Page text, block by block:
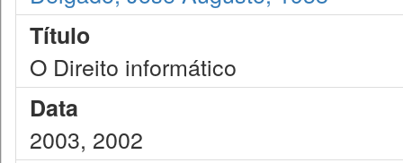
Título
O Direito informático
Data
2003, 2002